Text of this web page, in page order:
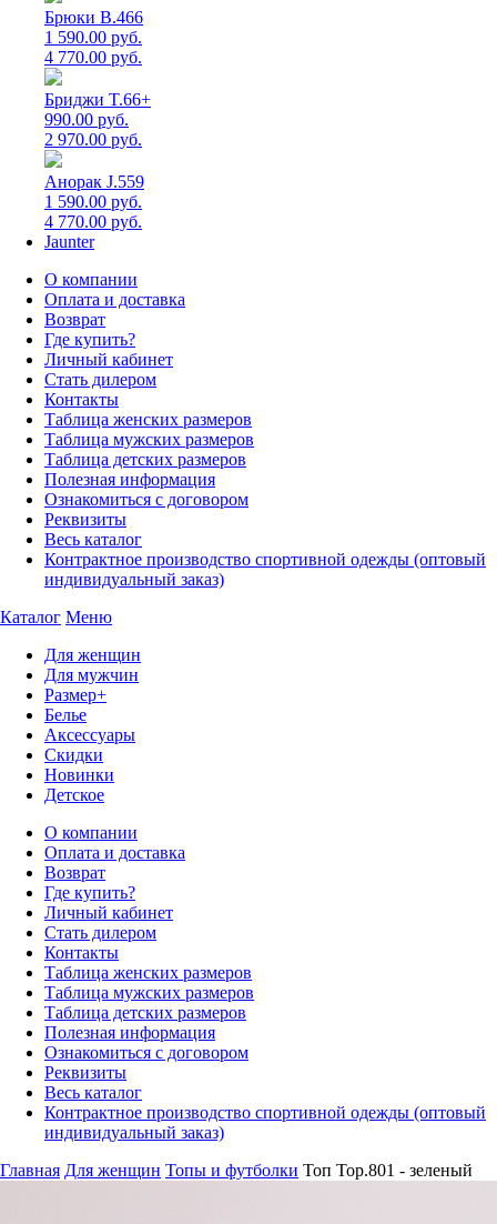
Брюки B.466
1 590.00 руб.
4 770.00 руб.
Бриджи T.66+
990.00 руб.
2 970.00 руб.
Анорак J.559
1 590.00 руб.
4 770.00 руб.
Jaunter
О компании
Оплата и доставка
Возврат
Где купить?
Личный кабинет
Стать дилером
Контакты
Таблица женских размеров
Таблица мужских размеров
Таблица детских размеров
Полезная информация
Ознакомиться с договором
Реквизиты
Весь каталог
Контрактное производство спортивной одежды (оптовый
индивидуальный заказ)
Каталог Меню
Для женщин
Для мужчин
Размер+
Белье
Аксессуары
Скидки
Новинки
Детское
О компании
Оплата и доставка
Возврат
Где купить?
Личный кабинет
Стать дилером
Контакты
Таблица женских размеров
Таблица мужских размеров
Таблица детских размеров
Полезная информация
Ознакомиться с договором
Реквизиты
Весь каталог
Контрактное производство спортивной одежды (оптовый
индивидуальный заказ)
Главная Для женщин Топы и футболки Топ Top.801 - зеленый